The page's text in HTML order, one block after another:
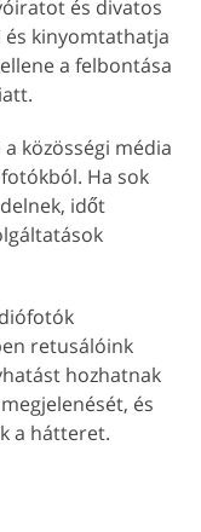
és divatos
és kinyomtathatja
a felbontása
közösségi média
Ha sok
időt
retusálóink
hozhatnak
és
a hátteret.